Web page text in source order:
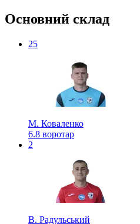
Основний склад
25
М. Коваленко
6.8 воротар
2
В. Радульський